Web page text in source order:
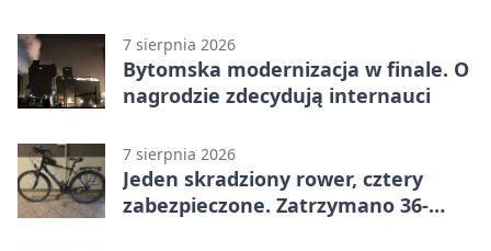
7 sierpnia 2026
Bytomska modernizacja w finale. O
nagrodzie zdecydują internauci
7 sierpnia 2026
Jeden skradziony rower, cztery
zabezpieczone. Zatrzymano 36-